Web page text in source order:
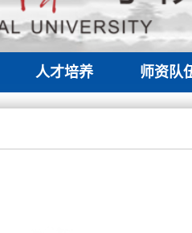
人才培养 师资队